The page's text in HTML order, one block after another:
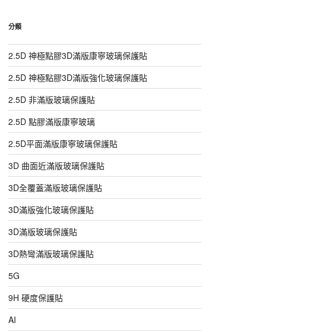
分類
2.5D 神極點膠3D滿版康寧玻璃保護貼
2.5D 神極點膠3D滿版強化玻璃保護貼
2.5D 非滿版玻璃保護貼
2.5D 點膠滿版康寧玻璃
2.5D平面滿版康寧玻璃保護貼
3D 曲面近滿版玻璃保護貼
3D全覆蓋滿版玻璃保護貼
3D滿版強化玻璃保護貼
3D滿版玻璃保護貼
3D熱彎滿版玻璃保護貼
5G
9H 硬度保護貼
AI